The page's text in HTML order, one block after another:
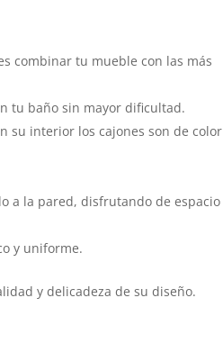
combinar tu mueble con las más
tu baño sin mayor dificultad.
su interior los cajones son de color
a la pared, disfrutando de espacio
y uniforme.
y delicadeza de su diseño.